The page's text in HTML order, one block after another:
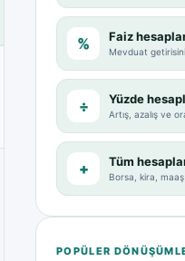
% Faiz
Mevduat
÷ Yüzde
Artış, azalış ve
+ Tüm
Borsa, kira,
POPÜLER